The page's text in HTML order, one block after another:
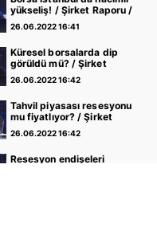
yükseliş! / Şirket Raporu /
31.05.2022
26.06.2022 16:41
Küresel borsalarda dip
görüldü mü? / Şirket
Raporu / 24.05.2022
26.06.2022 16:42
Tahvil piyasası resesyonu
mu fiyatlıyor? / Şirket
Raporu / 17.05.2022
26.06.2022 16:42
Resesyon endişeleri